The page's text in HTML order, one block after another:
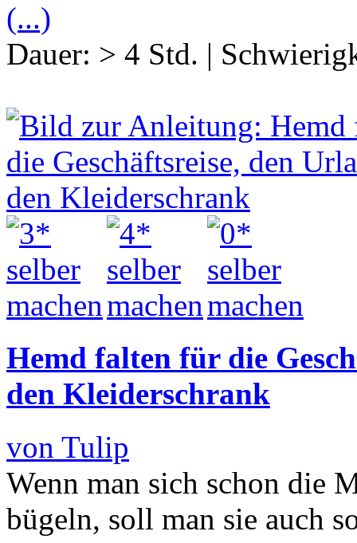
(...)
Dauer: > 4 Std. |
Hemd falten für die
den Kleiderschrank
von Tulip
Wenn man sich schon die
bügeln, soll man sie auch